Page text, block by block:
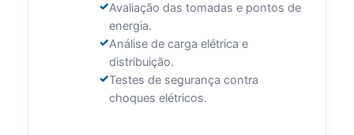
Avaliação das tomadas e pontos de
energia.
Análise de carga elétrica e
distribuição.
Testes de segurança contra
choques elétricos.